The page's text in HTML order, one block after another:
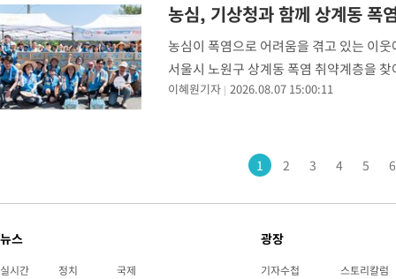
농심, 기상청과 함께 상계동 폭
농심이 폭염으로 어려움을 겪고 있는 이
서울시 노원구 상계동 폭염 취약계층을
료품 약 2만 식을 전달했다. 이번 지원은
이혜원기자 2026.08.07 15:00:11
1 2 3 4 5 6
뉴스
실시간 정치 국제
광장
기자수첩 스토리칼럼